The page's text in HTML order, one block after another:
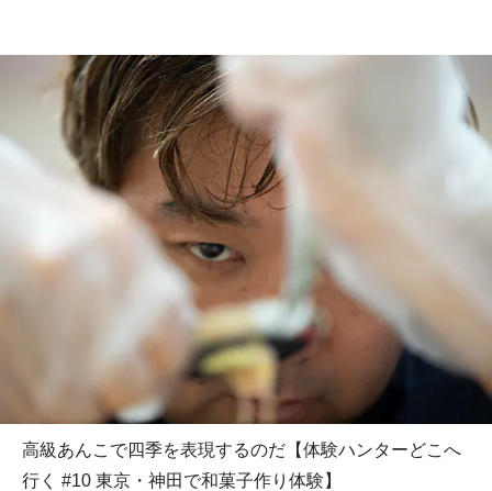
高級あんこで四季を表現するのだ【体験ハンターどこへ
行く #10 東京・神田で和菓子作り体験】